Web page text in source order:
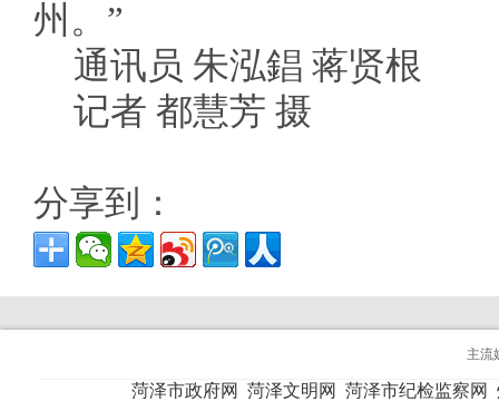
州。”
通讯员 朱泓錩 蒋贤根
记者 都慧芳 摄
分享到：
主流
菏泽市政府网 菏泽文明网 菏泽市纪检监察网